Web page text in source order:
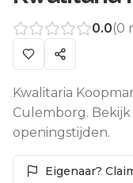
0.0(0
Kwalitaria
Culemborg.
openingstijden.
Eigenaar?